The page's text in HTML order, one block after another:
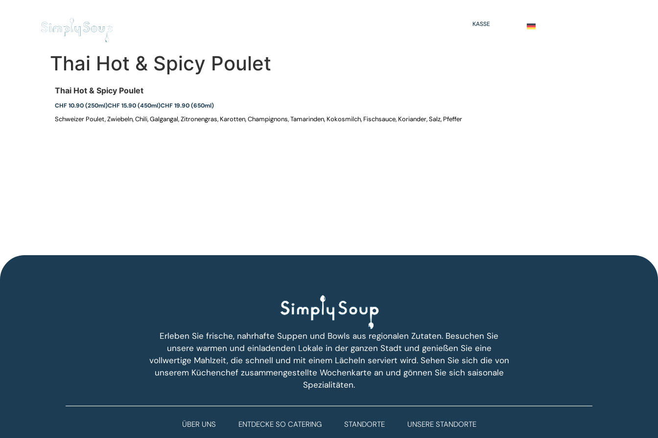
KASSE
Thai Hot & Spicy Poulet
Thai Hot & Spicy Poulet
CHF 10.90 (250ml)CHF 15.90 (450ml)CHF 19.90 (650ml)
Schweizer Poulet, Zwiebeln, Chili, Galgangal, Zitronengras, Karotten, Champignons, Tamarinden, Kokosmilch, Fischsauce, Koriander, Salz, Pfeffer
Erleben Sie frische, nahrhafte Suppen und Bowls aus regionalen Zutaten. Besuchen Sie
unsere warmen und einladenden Lokale in der ganzen Stadt und genießen Sie eine
vollwertige Mahlzeit, die schnell und mit einem Lächeln serviert wird. Sehen Sie sich die von
unserem Küchenchef zusammengestellte Wochenkarte an und gönnen Sie sich saisonale
Spezialitäten.
ÜBER UNS ENTDECKE SO CATERING STANDORTE UNSERE STANDORTE